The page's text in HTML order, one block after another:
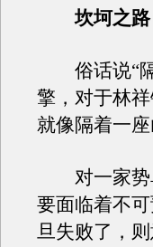
坎坷之路
俗话说“隔
擎，对于林
就像隔着一座
对一家势
要面临着不
旦失败了，